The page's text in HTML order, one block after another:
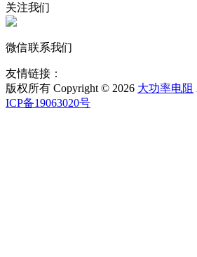
关注我们
微信联系我们
友情链接：
版权所有 Copyright © 2026 大功率电阻
ICP备19063020号